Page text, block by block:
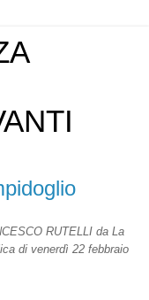
RUTELLI da La
di venerdì 22 febbraio